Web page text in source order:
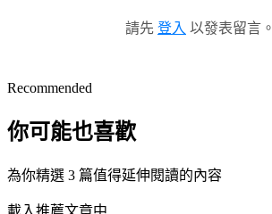
請先 登入 以發表留言。
Recommended
你可能也喜歡
為你精選 3 篇值得延伸閱讀的內容
載入推薦文章中...